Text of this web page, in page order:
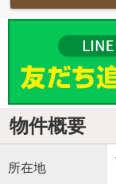
物件概要
所在地